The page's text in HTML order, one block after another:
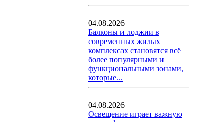
04.08.2026
Балконы и лоджии в
современных жилых
комплексах становятся всё
более популярными и
функциональными зонами,
которые...
04.08.2026
Освещение играет важную